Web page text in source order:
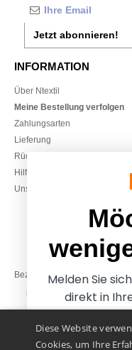
Jetzt abonnieren!
INFORMATION
Über Ntextil
Meine Bestellung verfolgen
Zahlungsarten
Lieferung
Rückerstattungen / Rückgaben
Hilfe & FAQs
Unsere Engagements
Bezahlung mit
Unsere Paketzusteller
Diese Website
Cookies, um Ihre
Melden Sie
direkt in